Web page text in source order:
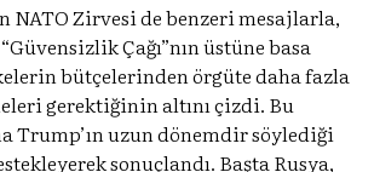
NATO Zirvesi de benzeri mesajlarla,
Çağı”nın üstüne basa
bütçelerinden örgüte daha fazla
gerektiğinin altını çizdi. Bu
Trump’ın uzun dönemdir söylediği
sonuçlandı. Başta Rusya,